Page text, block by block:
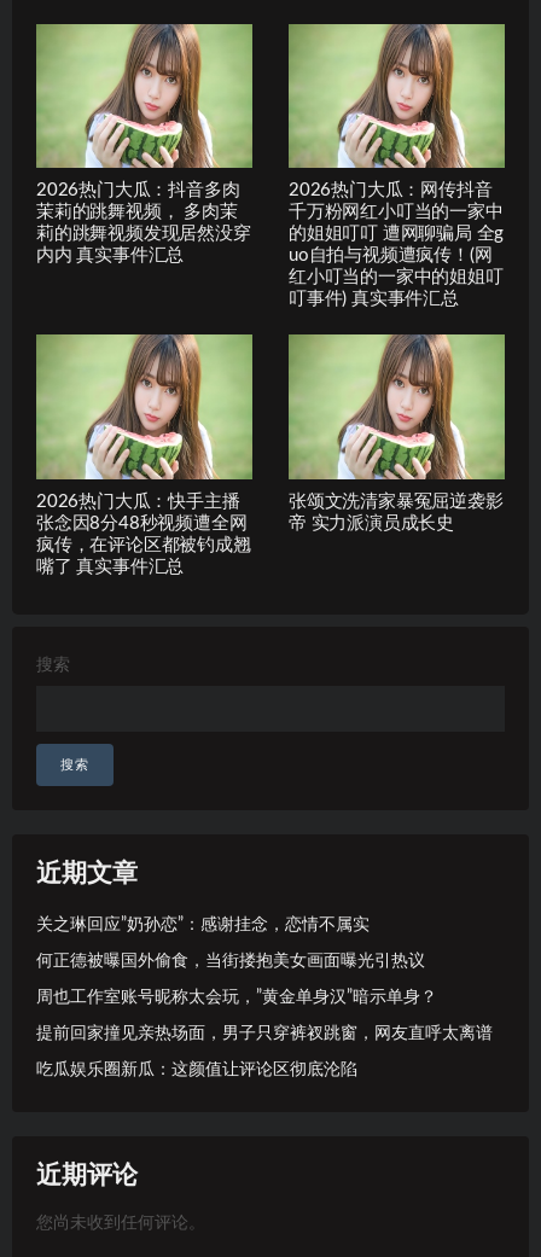
2026热门大瓜：抖音多肉
茉莉的跳舞视频， 多肉茉
莉的跳舞视频发现居然没穿
内内 真实事件汇总
2026热门大瓜：网传抖音
千万粉网红小叮当的一家中
的姐姐叮叮 遭网聊骗局 全g
uo自拍与视频遭疯传！(网
红小叮当的一家中的姐姐叮
叮事件) 真实事件汇总
2026热门大瓜：快手主播
张念因8分48秒视频遭全网
疯传，在评论区都被钓成翘
嘴了 真实事件汇总
张颂文洗清家暴冤屈逆袭影
帝 实力派演员成长史
搜索
搜索
近期文章
关之琳回应”奶孙恋”：感谢挂念，恋情不属实
何正德被曝国外偷食，当街搂抱美女画面曝光引热议
周也工作室账号昵称太会玩，”黄金单身汉”暗示单身？
提前回家撞见亲热场面，男子只穿裤衩跳窗，网友直呼太离谱
吃瓜娱乐圈新瓜：这颜值让评论区彻底沦陷
近期评论
您尚未收到任何评论。